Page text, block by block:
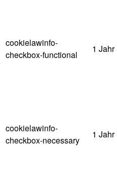
cookielawinfo-
checkbox-functional
1 Jahr
cookielawinfo-
checkbox-necessary
1 Jahr